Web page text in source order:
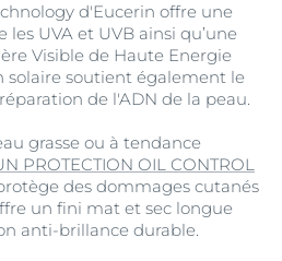
d'Eucerin offre une
UVA et UVB ainsi qu’une
Visible de Haute Energie
solaire soutient également le
de l'ADN de la peau.
grasse ou à tendance
PROTECTION OIL CONTROL
des dommages cutanés
un fini mat et sec longue
anti-brillance durable.